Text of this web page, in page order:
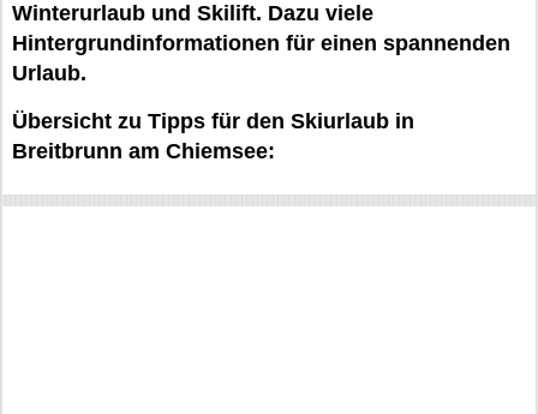
Winterurlaub und Skilift. Dazu viele
Hintergrundinformationen für einen spannenden
Urlaub.
Übersicht zu Tipps für den Skiurlaub in
Breitbrunn am Chiemsee: